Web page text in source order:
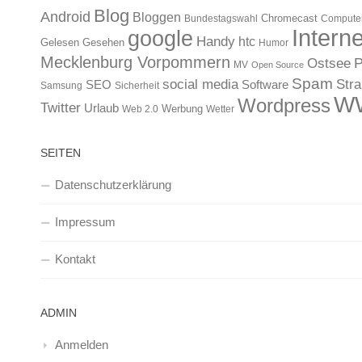
Android Blog Bloggen Bundestagswahl Chromecast
Gelesen Gesehen google Handy htc Humor
Mecklenburg Vorpommern MV Open Source Ostsee
Samsung SEO Sicherheit social media Software Spam
Twitter Urlaub Web 2.0 Werbung Wetter Wordpress
SEITEN
Datenschutzerklärung
Impressum
Kontakt
ADMIN
Anmelden